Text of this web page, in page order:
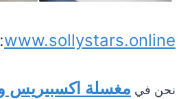
www.sollystars.online
نحن في مغسلة اكسبيريس